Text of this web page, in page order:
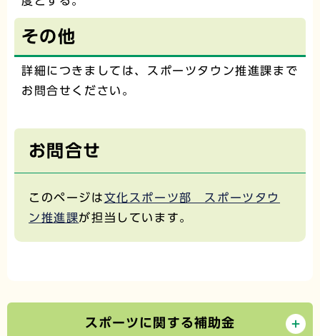
その他
詳細につきましては、スポーツタウン推進課まで
お問合せください。
お問合せ
このページは文化スポーツ部 スポーツタウ
ン推進課が担当しています。
スポーツに関する補助金